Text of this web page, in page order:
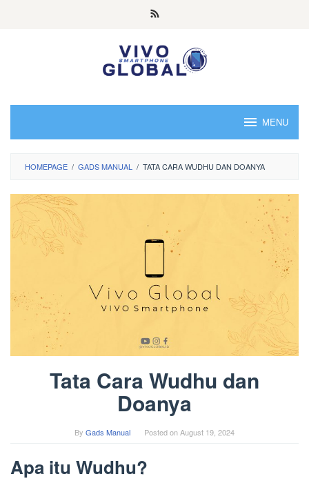
MENU
HOMEPAGE / GADS MANUAL / TATA CARA WUDHU DAN DOANYA
Tata Cara Wudhu dan
Doanya
By Gads Manual Posted onAugust 19, 2024
Apa itu Wudhu?